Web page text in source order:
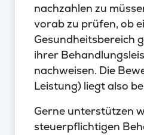
nachzahlen zu
vorab zu prüfen, ob
Gesundheitsbereich
ihrer
nachweisen. Die
Leistung) liegt also
Gerne unterstützen
steuerpflichtigen